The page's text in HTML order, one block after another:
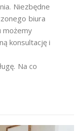
Niezbędne
biura
możemy
konsultację i
Na co